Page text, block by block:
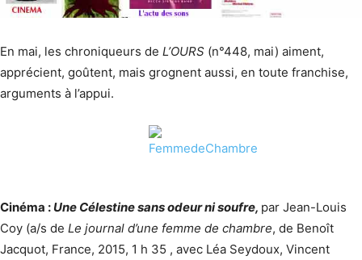
En mai, les chroniqueurs de L’OURS (n°448, mai) aiment,
apprécient, goûtent, mais grognent aussi, en toute franchise,
arguments à l’appui.
Cinéma : Une Célestine sans odeur ni soufre, par Jean-Louis
Coy (a/s de Le journal d’une femme de chambre, de Benoît
Jacquot, France, 2015, 1 h 35 , avec Léa Seydoux, Vincent